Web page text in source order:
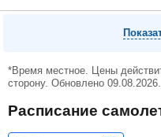
*Время местное. Цены
сторону. Обновлено 09.08.2026.
Расписание